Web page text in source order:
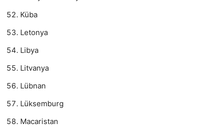
Küba
Letonya
Libya
Litvanya
Lübnan
Lüksemburg
Macaristan